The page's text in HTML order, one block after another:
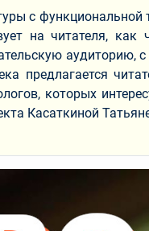
с функциональной
на читателя,
предлагается
которых
Касаткиной